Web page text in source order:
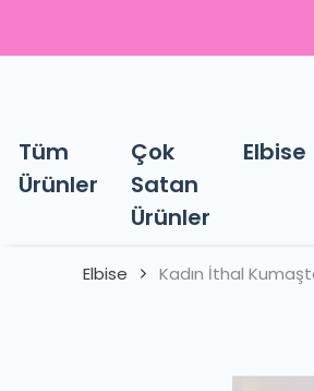
Tüm
Ürünler
Çok
Satan
Ürünler
Elbise
Elbise Kadın İthal